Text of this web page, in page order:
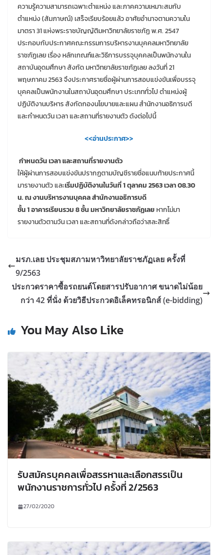
ความรู้ความสามารถเฉพาะตำแหน่ง และภาคความเหมาะสมกับ
ตำแหน่ง (สัมภาษณ์) เสร็จเรียบร้อยแล้ว อาศัยอำนาจตามความใน
มาตรา 31 แห่งพระราชบัญญัติมหาวิทยาลัยราชภัฏ พ.ศ. 2547
ประกอบกับประกาศคณะกรรมการบริหารงานบุคคลมหาวิทยาลัย
ราชภัฏเลย เรื่อง หลักเกณฑ์และวิธีการบรรจุบุคคลเป็นพนักงานใน
สถาบันอุดมศึกษา สังกัด มหาวิทยาลัยราชภัฏเลย ลงวันที่ 21
พฤษภาคม 2563 จึงประกาศรายชื่อผู้ผ่านการสอบแข่งขันเพื่อบรรจุ
บุคคลเป็นพนักงานในสถาบันอุดมศึกษา ประเภททั่วไป ตำแหน่งผู้
ปฏิบัติงานบริหาร สังกัดกองนโยบายและแผน สำนักงานอธิการบดี
และกำหนดวัน เวลา และสถานที่รายงานตัว ดังต่อไปนี้
<<อ่านประกาศ>>
กำหนดวัน เวลา และสถานที่รายงานตัว
ให้ผู้ผ่านการสอบแข่งขันปรากฏตามบัญชีรายชื่อแนบท้ายประกาศนี้
มารายงานตัว และเริ่มปฏิบัติงานในวันที่ 1 ตุลาคม 2563 เวลา 08.30
น. ณ งานบริหารงานบุคคล สำนักงานอธิการบดี
ชั้น 1 อาคารเรียนรวม 8 ชั้น มหาวิทยาลัยราชภัฏเลยหากไม่มา
รายงานตัวตามวัน เวลา และสถานที่ดังกล่าวถือว่าสละสิทธิ์
มรภ.เลย ประชุมสภามหาวิทยาลัยราชภัฏเลย ครั้งที่
9/2563
ประกวดราคาซื้อรถยนต์โดยสารปรับอากาศ ขนาดไม่น้อย
กว่า 42 ที่นั่ง ด้วยวิธีประกวดอิเล็คทรอนิกส์ (e-bidding)
You May Also Like
รับสมัครบุคคลเพื่อสรรหาและเลือกสรรเป็น
พนักงานราชการทั่วไป ครั้งที่ 2/2563
27/02/2020